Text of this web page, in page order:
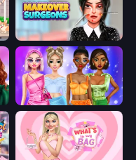
Makeover Surgeons
Monochrome Looks